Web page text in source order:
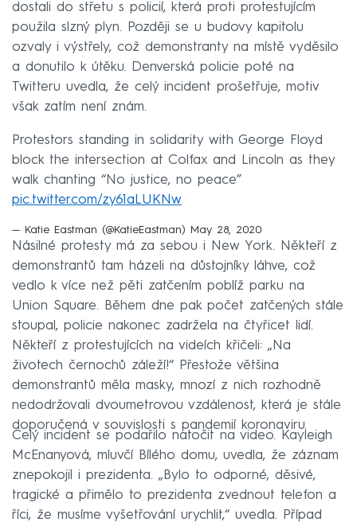
dostali do střetu s policií, která proti protestujícím
použila slzný plyn. Později se u budovy kapitolu
ozvaly i výstřely, což demonstranty na místě vyděsilo
a donutilo k útěku. Denverská policie poté na
Twitteru uvedla, že celý incident prošetřuje, motiv
však zatím není znám.
Protestors standing in solidarity with George Floyd
block the intersection at Colfax and Lincoln as they
walk chanting “No justice, no peace”
pic.twitter.com/zy61aLUKNw
— Katie Eastman (@KatieEastman) May 28, 2020
Násilné protesty má za sebou i New York. Někteří z
demonstrantů tam házeli na důstojníky láhve, což
vedlo k více než pěti zatčením poblíž parku na
Union Square. Během dne pak počet zatčených stále
stoupal, policie nakonec zadržela na čtyřicet lidí.
Někteří z protestujících na videích křičeli: „Na
životech černochů záleží!“ Přestože většina
demonstrantů měla masky, mnozí z nich rozhodně
nedodržovali dvoumetrovou vzdálenost, která je stále
doporučená v souvislosti s pandemií koronaviru.
Celý incident se podařilo natočit na video. Kayleigh
McEnanyová, mluvčí Bílého domu, uvedla, že záznam
znepokojil i prezidenta. „Bylo to odporné, děsivé,
tragické a přimělo to prezidenta zvednout telefon a
říci, že musíme vyšetřování urychlit,“ uvedla. Případ